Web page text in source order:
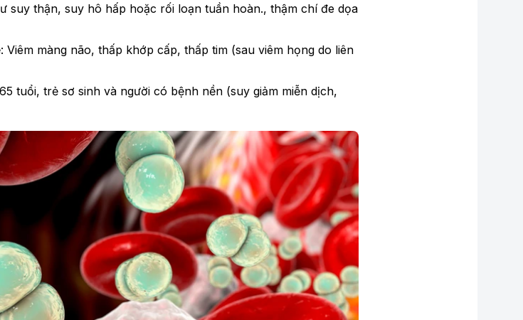
suy thận, suy hô hấp hoặc rối loạn tuần hoàn., thậm chí đe dọa
màng não, thấp khớp cấp, thấp tim (sau viêm họng do liên
tuổi, trẻ sơ sinh và người có bệnh nền (suy giảm miễn dịch,